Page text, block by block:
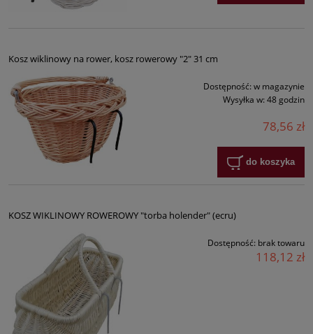
Kosz wiklinowy na rower, kosz rowerowy "2" 31 cm
Dostępność: w magazynie
Wysyłka w: 48 godzin
78,56 zł
do koszyka
KOSZ WIKLINOWY ROWEROWY "torba holender" (ecru)
Dostępność: brak towaru
118,12 zł